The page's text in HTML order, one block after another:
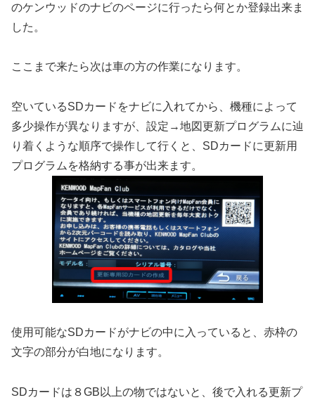
のケンウッドのナビのページに行ったら何とか登録出来ま
した。
ここまで来たら次は車の方の作業になります。
空いているSDカードをナビに入れてから、機種によって
多少操作が異なりますが、設定→地図更新プログラムに辿
り着くような順序で操作して行くと、SDカードに更新用
プログラムを格納する事が出来ます。
使用可能なSDカードがナビの中に入っていると、赤枠の
文字の部分が白地になります。
SDカードは８GB以上の物ではないと、後で入れる更新プ